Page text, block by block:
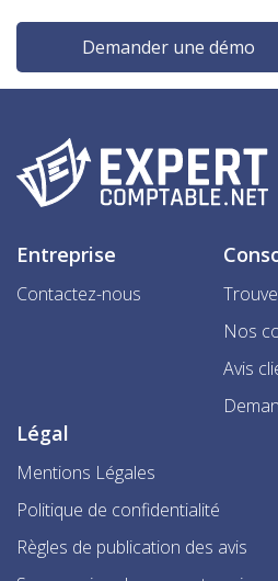
Demander une démo
Entreprise
Contactez-nous
Nos
Avis
Légal
Mentions Légales
Politique de confidentialité
Règles de publication des avis